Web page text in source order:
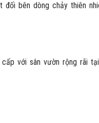
đối bên dòng chảy thiên